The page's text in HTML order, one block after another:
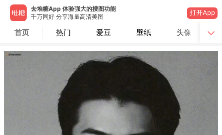
去堆糖App 体验强大的搜图功能
千万同好 分享海量高清美图
打开App
首页 热门 爱豆 壁纸 头像